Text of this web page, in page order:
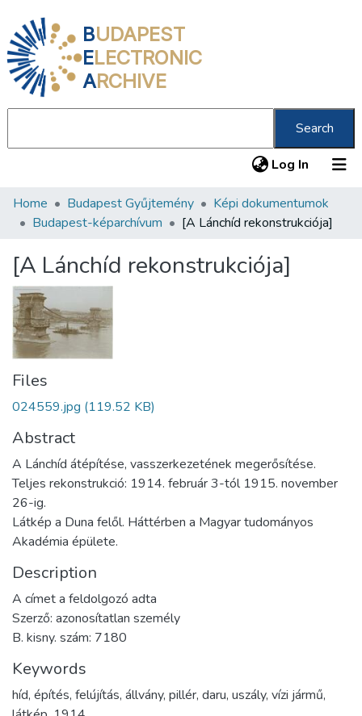
BUDAPEST
ELECTRONIC
ARCHIVE
Search
Log In (current)
Communities & Collections
Statistics
About us
Home Budapest Gyűjtemény
Képi dokumentumok
Budapest-képarchívum
[A Lánchíd rekonstrukciója]
[A Lánchíd rekonstrukciója]
Files
024559.jpg (119.52 KB)
Abstract
A Lánchíd átépítése, vasszerkezetének megerősítése.
Teljes rekonstrukció: 1914. február 3-tól 1915. november
26-ig.
Látkép a Duna felől. Háttérben a Magyar tudományos
Akadémia épülete.
Description
A címet a feldolgozó adta
Szerző: azonosítatlan személy
B. kisny. szám: 7180
Keywords
híd, építés, felújítás, állvány, pillér, daru, uszály, vízi jármű,